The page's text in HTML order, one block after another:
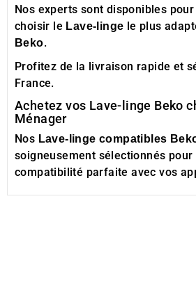
Nos experts sont disponibles
choisir le Lave-linge le plus
Beko.
Profitez de la livraison rapide et
France.
Achetez vos Lave-linge Beko
Ménager
Nos Lave-linge compatibles
soigneusement sélectionnés
compatibilité parfaite avec vos